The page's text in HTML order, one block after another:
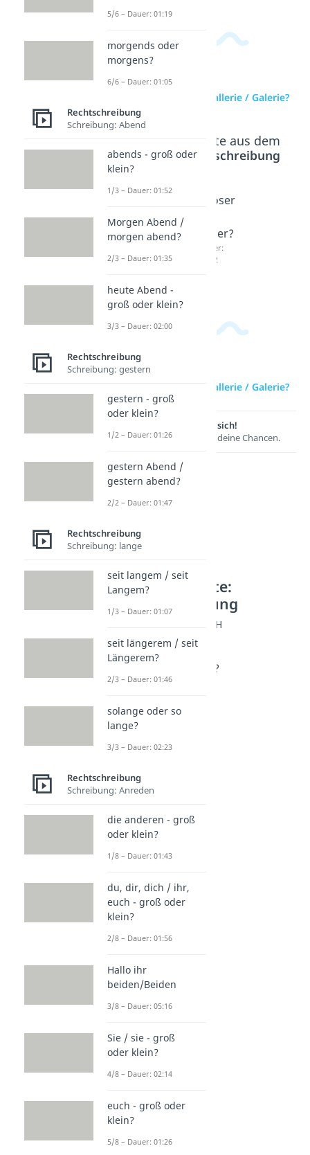
zur Videoseite: Gallerie / Galerie?
Beliebte Inhalte aus dem
BereichRechtschreibung
s /
Hobbys
Dauer:
t oder
Conten
Dauer:
Looser
Loser?
Dauer:
02:32
zur Videoseite: Gallerie / Galerie?
Lernen lohnt sich!
Entdecke hier deine Chancen.
Weitere Inhalte:
Rechtschreibung
Schwierige Nomen F-H
Fön oder Föhn?
Dauer: 01:43
Frisör oder Friseur?
Dauer: 01:48
Dauer: 01:57
Hobbies / Hobbys?
5/6 – Dauer: 01:19
morgends oder
morgens?
6/6 – Dauer: 01:05
Rechtschreibung
Schreibung: Abend
abends - groß oder
klein?
1/3 – Dauer: 01:52
Morgen Abend /
morgen abend?
2/3 – Dauer: 01:35
heute Abend -
groß oder klein?
3/3 – Dauer: 02:00
Rechtschreibung
Schreibung: gestern
gestern - groß
oder klein?
1/2 – Dauer: 01:26
gestern Abend /
gestern abend?
2/2 – Dauer: 01:47
Rechtschreibung
Schreibung: lange
seit langem / seit
Langem?
1/3 – Dauer: 01:07
seit längerem / seit
Längerem?
2/3 – Dauer: 01:46
solange oder so
lange?
3/3 – Dauer: 02:23
Rechtschreibung
Schreibung: Anreden
die anderen - groß
oder klein?
1/8 – Dauer: 01:43
du, dir, dich / ihr,
euch - groß oder
klein?
2/8 – Dauer: 01:56
Hallo ihr
beiden/Beiden
3/8 – Dauer: 05:16
Sie / sie - groß
oder klein?
4/8 – Dauer: 02:14
euch - groß oder
klein?
5/8 – Dauer: 01:26